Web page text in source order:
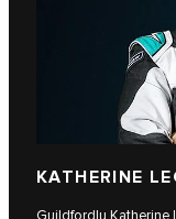
KATHERINE